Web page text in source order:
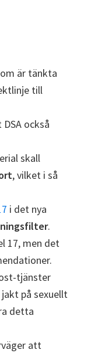
är tänkta
till
också
skall
, vilket i så
i det nya
.
17, men det
tjänster
på sexuellt
detta
att